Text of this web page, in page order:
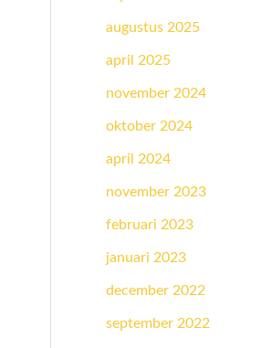
augustus 2025
april 2025
november 2024
oktober 2024
april 2024
november 2023
februari 2023
januari 2023
december 2022
september 2022